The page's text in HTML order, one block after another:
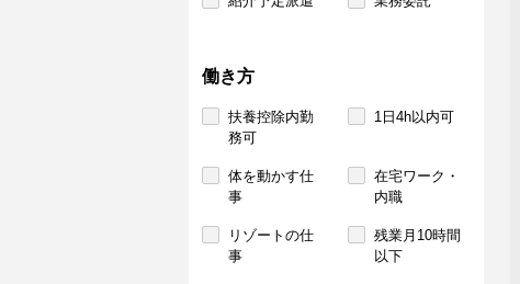
働き方
扶養控除内勤
務可
1日4h以内可
体を動かす仕
事
在宅ワーク・
内職
リゾートの仕
事
残業月10時間
以下